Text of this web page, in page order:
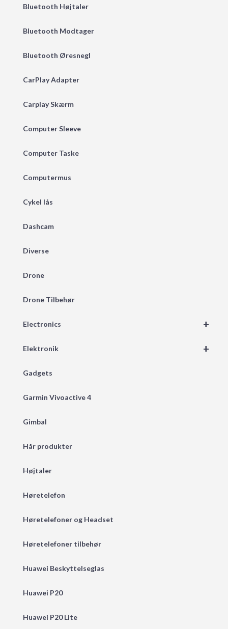
Bluetooth Højtaler
Bluetooth Modtager
Bluetooth Øresnegl
CarPlay Adapter
Carplay Skærm
Computer Sleeve
Computer Taske
Computermus
Cykel lås
Dashcam
Diverse
Drone
Drone Tilbehør
+
Electronics
+
Elektronik
Gadgets
Garmin Vivoactive 4
Gimbal
Hår produkter
Højtaler
Høretelefon
Høretelefoner og Headset
Høretelefoner tilbehør
Huawei Beskyttelseglas
Huawei P20
Huawei P20 Lite